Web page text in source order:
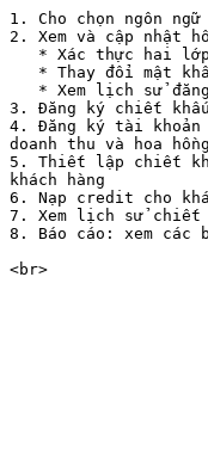
1. Cho chọn ngôn
2. Xem và cập nhật
3. Đăng ký chiết khấu
4. Đăng ký tài khoản
doanh thu và hoa
5. Thiết lập chiết
khách hàng
6. Nạp credit cho
7. Xem lịch sử chiết
8. Báo cáo: xem các